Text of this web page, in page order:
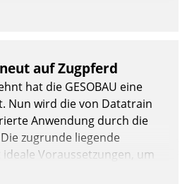
Denn mit der
auf Zugpferd
hat die GESOBAU eine
Nun wird die von Datatrain
Anwendung durch die
zugrunde liegende
Voraussetzungen, um
zu erweitern und weitere